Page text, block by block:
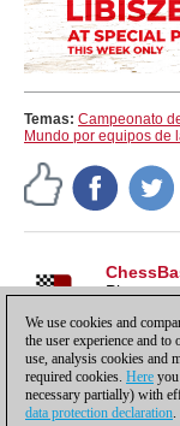
Temas: Campeonato
Mundo por equipos de
Pistas,
We use cookies and
the user experience and
use, analysis cookies and
required cookies. Here
necessary partially) with
data protection declaration.